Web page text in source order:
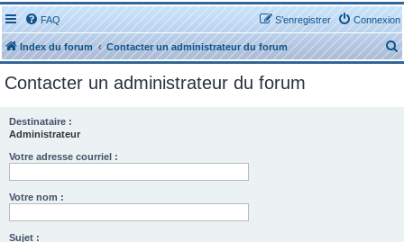
FAQ Connexion
S’enregistrer
Index du forum Contacter un administrateur du forum
e
Contacter un administrateur du forum
Destinataire :
Administrateur
Votre adresse courriel :
Votre nom :
Sujet :